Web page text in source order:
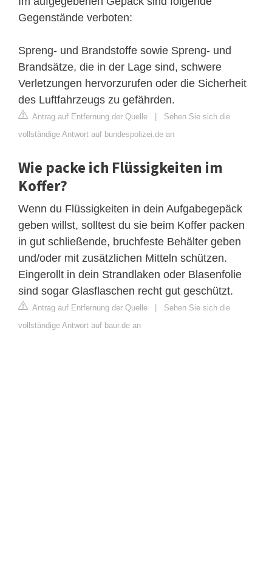
Gegenstände verboten:
Spreng- und Brandstoffe sowie Spreng- und
Brandsätze, die in der Lage sind, schwere
Verletzungen hervorzurufen oder die Sicherheit
des Luftfahrzeugs zu gefährden.
Antrag auf Entfernung der Quelle | Sehen Sie sich die
vollständige Antwort auf bundespolizei.de an
Wie packe ich Flüssigkeiten im
Koffer?
Wenn du Flüssigkeiten in dein Aufgabegepäck
geben willst, solltest du sie beim Koffer packen
in gut schließende, bruchfeste Behälter geben
und/oder mit zusätzlichen Mitteln schützen.
Eingerollt in dein Strandlaken oder Blasenfolie
sind sogar Glasflaschen recht gut geschützt.
Antrag auf Entfernung der Quelle | Sehen Sie sich die
vollständige Antwort auf baur.de an